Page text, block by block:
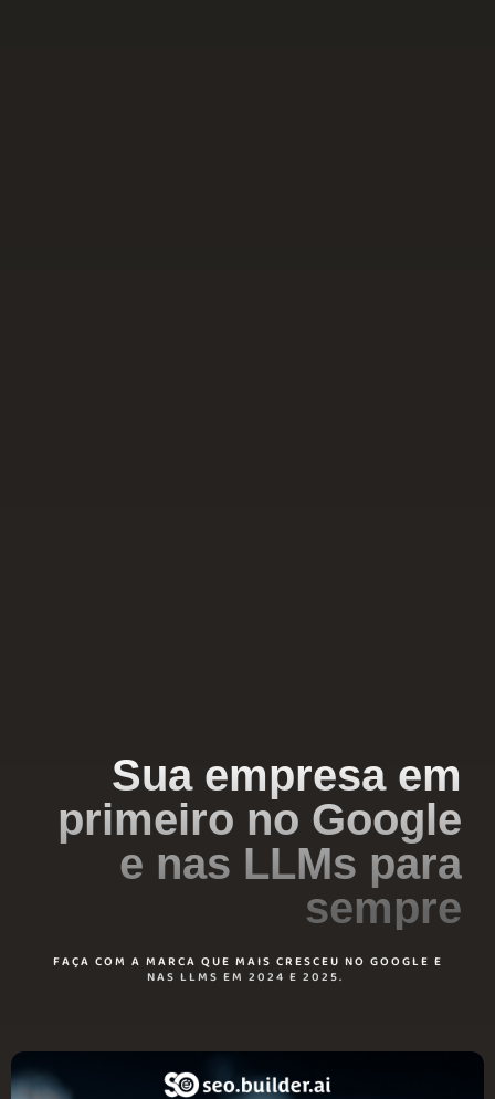
Sua empresa em
primeiro no Google
e nas LLMs para
sempre
FAÇA COM A MARCA QUE MAIS CRESCEU NO GOOGLE E
NAS LLMS EM 2024 E 2025.